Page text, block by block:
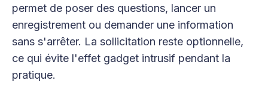
permet de poser des questions, lancer un
enregistrement ou demander une information
sans s'arrêter. La sollicitation reste optionnelle,
ce qui évite l'effet gadget intrusif pendant la
pratique.